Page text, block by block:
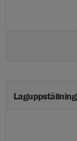
Laguppställning